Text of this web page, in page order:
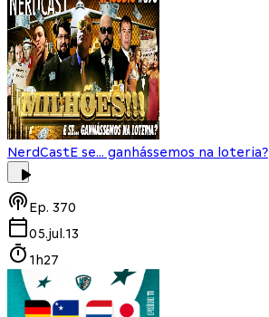
NerdCastE se... ganhássemos na loteria?
Ep. 370
05.jul.13
1h27